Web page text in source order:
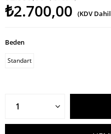
₺2.700,00 (KDV
Beden
Standart